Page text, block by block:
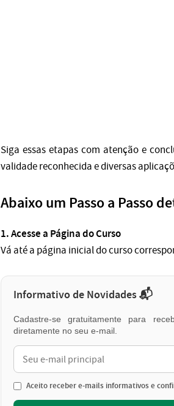
Siga essas etapas com atenção e
validade reconhecida e diversas
Abaixo um Passo a Passo
1. Acesse a Página do Curso
Vá até a página inicial do curso
Informativo de Novidades 📬
Cadastre-se gratuitamente para
diretamente no seu e-mail.
Aceito receber e-mails informativos e